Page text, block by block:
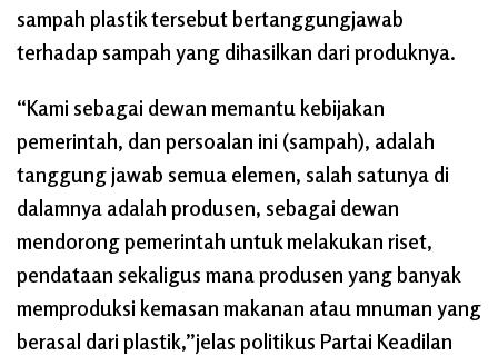
sampah plastik tersebut bertanggungjawab
terhadap sampah yang dihasilkan dari produknya.
“Kami sebagai dewan memantu kebijakan
pemerintah, dan persoalan ini (sampah), adalah
tanggung jawab semua elemen, salah satunya di
dalamnya adalah produsen, sebagai dewan
mendorong pemerintah untuk melakukan riset,
pendataan sekaligus mana produsen yang banyak
memproduksi kemasan makanan atau mnuman yang
berasal dari plastik,”jelas politikus Partai Keadilan